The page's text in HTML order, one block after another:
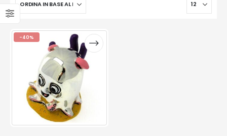
-40%